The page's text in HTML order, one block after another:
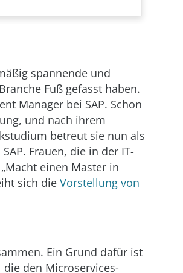
spannende und
Fuß gefasst haben.
Manager bei SAP. Schon
und nach ihrem
betreut sie nun als
Frauen, die in der IT-
einen Master in
sich die Vorstellung von
Ein Grund dafür ist
den Microservices-